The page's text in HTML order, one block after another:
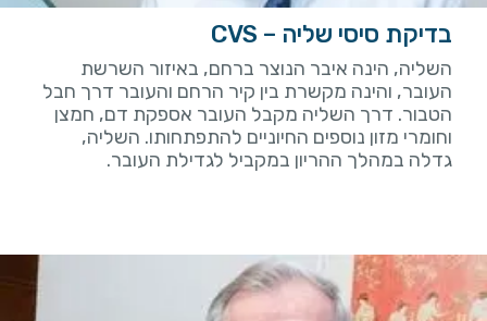
בדיקת סיסי שליה – CVS
השליה, הינה איבר הנוצר ברחם, באיזור השרשת
העובר, והינה מקשרת בין קיר הרחם והעובר דרך חבל
הטבור. דרך השליה מקבל העובר אספקת דם, חמצן
וחומרי מזון נוספים החיוניים להתפתחותו. השליה,
גדלה במהלך ההריון במקביל לגדילת העובר.